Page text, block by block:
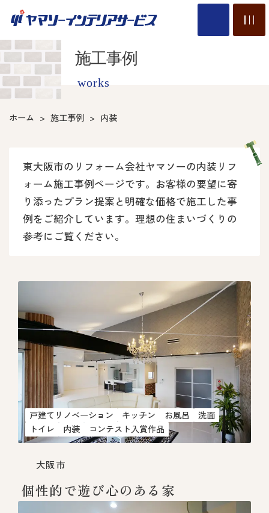
施工事例
works
ホーム 施工事例 内装
東大阪市のリフォーム会社ヤマソーの内装リフ
ォーム施工事例ページです。お客様の要望に寄
り添ったプラン提案と明確な価格で施工した事
例をご紹介しています。理想の住まいづくりの
参考にご覧ください。
戸建てリノベーション キッチン お風呂
洗面
トイレ
内装 コンテスト入賞作品
大阪市
個性的で遊び心のある家